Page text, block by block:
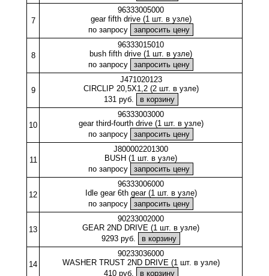
7
96333005000
gear fifth drive (1 шт. в узле)
по запросу
8
96333015010
bush fifth drive (1 шт. в узле)
по запросу
9
J471020123
CIRCLIP 20,5X1,2 (2 шт. в узле)
131 руб.
10
96333003000
gear third-fourth drive (1 шт. в узле)
по запросу
11
J800002201300
BUSH (1 шт. в узле)
по запросу
12
96333006000
Idle gear 6th gear (1 шт. в узле)
по запросу
13
90233002000
GEAR 2ND DRIVE (1 шт. в узле)
9293 руб.
14
90233036000
WASHER TRUST 2ND DRIVE (1 шт. в узле)
410 руб.